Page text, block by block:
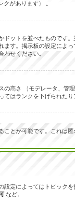
があります） 。
ットを並べたものです
す。掲示板の設定によ
せください。
高さ （モデレータ、管
はランクを下げられたり
とが可能です。これは
定によってはトピック
など。